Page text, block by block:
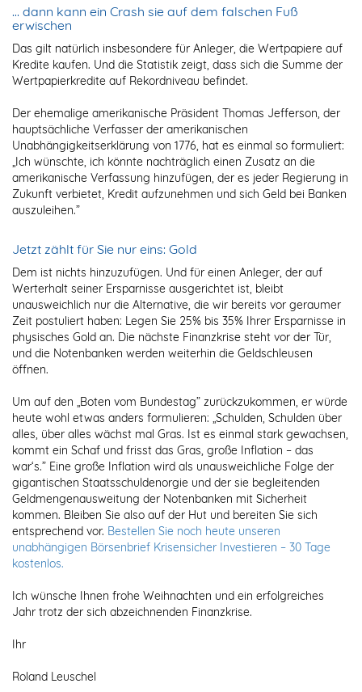
… dann kann ein Crash sie auf dem falschen Fuß
erwischen
Das gilt natürlich insbesondere für Anleger, die Wertpapiere auf
Kredite kaufen. Und die Statistik zeigt, dass sich die Summe der
Wertpapierkredite auf Rekordniveau befindet.
Der ehemalige amerikanische Präsident Thomas Jefferson, der
hauptsächliche Verfasser der amerikanischen
Unabhängigkeitserklärung von 1776, hat es einmal so formuliert:
„Ich wünschte, ich könnte nachträglich einen Zusatz an die
amerikanische Verfassung hinzufügen, der es jeder Regierung in
Zukunft verbietet, Kredit aufzunehmen und sich Geld bei Banken
auszuleihen.”
Jetzt zählt für Sie nur eins: Gold
Dem ist nichts hinzuzufügen. Und für einen Anleger, der auf
Werterhalt seiner Ersparnisse ausgerichtet ist, bleibt
unausweichlich nur die Alternative, die wir bereits vor geraumer
Zeit postuliert haben: Legen Sie 25% bis 35% Ihrer Ersparnisse in
physisches Gold an. Die nächste Finanzkrise steht vor der Tür,
und die Notenbanken werden weiterhin die Geldschleusen
öffnen.
Um auf den „Boten vom Bundestag” zurückzukommen, er würde
heute wohl etwas anders formulieren: „Schulden, Schulden über
alles, über alles wächst mal Gras. Ist es einmal stark gewachsen,
kommt ein Schaf und frisst das Gras, große Inflation – das
war‘s.” Eine große Inflation wird als unausweichliche Folge der
gigantischen Staatsschuldenorgie und der sie begleitenden
Geldmengenausweitung der Notenbanken mit Sicherheit
kommen. Bleiben Sie also auf der Hut und bereiten Sie sich
entsprechend vor. Bestellen Sie noch heute unseren
unabhängigen Börsenbrief Krisensicher Investieren – 30 Tage
kostenlos.
Ich wünsche Ihnen frohe Weihnachten und ein erfolgreiches
Jahr trotz der sich abzeichnenden Finanzkrise.
Ihr
Roland Leuschel